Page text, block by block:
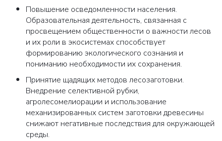
Повышение осведомленности населения.
Образовательная деятельность, связанная с
просвещением общественности о важности лесов
и их роли в экосистемах способствует
формированию экологического сознания и
пониманию необходимости их сохранения.
Принятие щадящих методов лесозаготовки.
Внедрение селективной рубки,
агролесомелиорации и использование
механизированных систем заготовки древесины
снижают негативные последствия для окружающей
среды.